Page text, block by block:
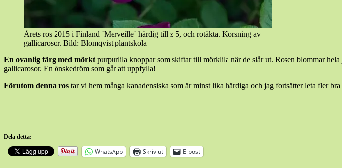
Årets ros 2015 i Finland ´Merveille´ härdig till z 5, och rotäkta. Korsning av
gallicarosor. Bild: Blomqvist plantskola
En ovanlig färg med mörkt purpurlila knoppar som skiftar till mörklila när de slår ut. Rosen blommar
gallicarosor. En önskedröm som går att uppfylla!
Förutom denna ros tar vi hem många kanadensiska som är minst lika härdiga och jag fortsätter leta fler
Dela detta:
WhatsApp Skriv ut E-post